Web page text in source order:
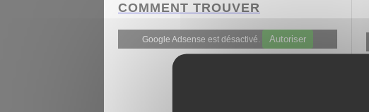
COMMENT TROUVER
Google Adsense est désactivé. Autoriser